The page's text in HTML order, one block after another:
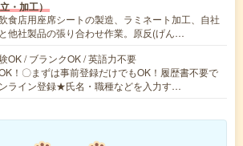
・加工）
食店用座席シートの製造、ラミネート加工、自社
他社製品の張り合わせ作業。原反(げん…
OK / ブランクOK / 英語力不要
！〇まずは事前登録だけでもOK！履歴書不要で
ライン登録★氏名・職種などを入力す…